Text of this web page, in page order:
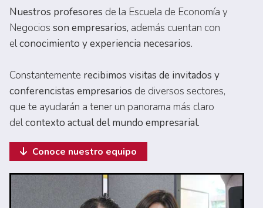
Nuestros profesores de la Escuela de Economía y
Negocios son empresarios, además cuentan con
elconocimiento y experiencia necesarios.
Constantemente recibimos visitas de invitados y
conferencistas empresarios de diversos sectores,
que te ayudarán a tener un panorama más claro
delcontexto actual del mundo empresarial.
Conoce nuestro equipo